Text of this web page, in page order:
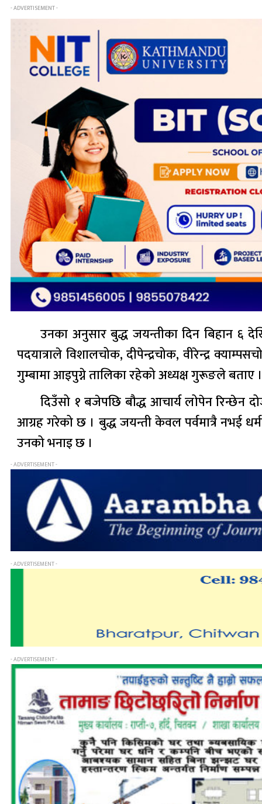
- ADVERTISEMENT -
उनका अनुसार बुद्ध जयन्तीका दिन बिहान ६
पदयात्राले विशालचोक, दीपेन्द्रचोक, वीरेन्द्र
गुम्बामा आइपुग्ने तालिका रहेको अध्यक्ष गुरूङले बताए ।
दिउँसो १ बजेपछि बौद्ध आचार्य लोपेन रिन्छेन
आग्रह गरेको छ । बुद्ध जयन्ती केवल पर्वमात्रै नभई
उनको भनाइ छ ।
- ADVERTISEMENT -
- ADVERTISEMENT -
- ADVERTISEMENT -